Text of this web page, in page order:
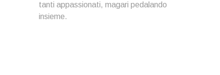
tanti appassionati, magari pedalando
insieme.